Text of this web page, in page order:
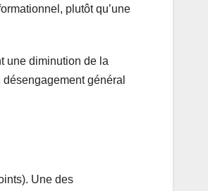
plutôt qu’une
une diminution de la
général
Une des